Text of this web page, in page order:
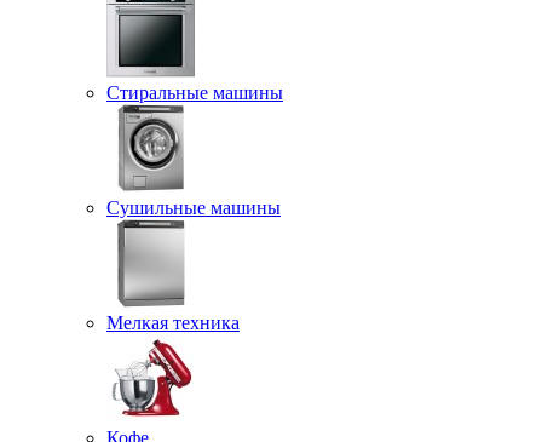
Стиральные машины
Сушильные машины
Мелкая техника
Кофе